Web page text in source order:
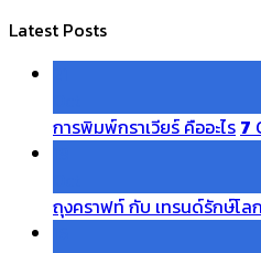
Latest Posts
การพิมพ์กราเวียร์ คืออะไร 7
ถุงคราฟท์ กับ เทรนด์รักษ์โล